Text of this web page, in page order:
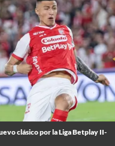
clásico por la Liga Betplay II-